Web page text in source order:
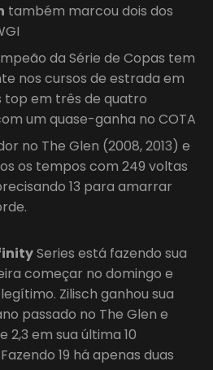
também marcou dois dos
da Série de Copas tem
nos cursos de estrada em
top em três de quatro
um quase-ganha no COTA
no The Glen (2008, 2013) e
os tempos com 249 voltas
13 para amarrar
Series está fazendo sua
começar no domingo e
Zilisch ganhou sua
passado no The Glen e
2,3 em sua última 10
19 há apenas duas